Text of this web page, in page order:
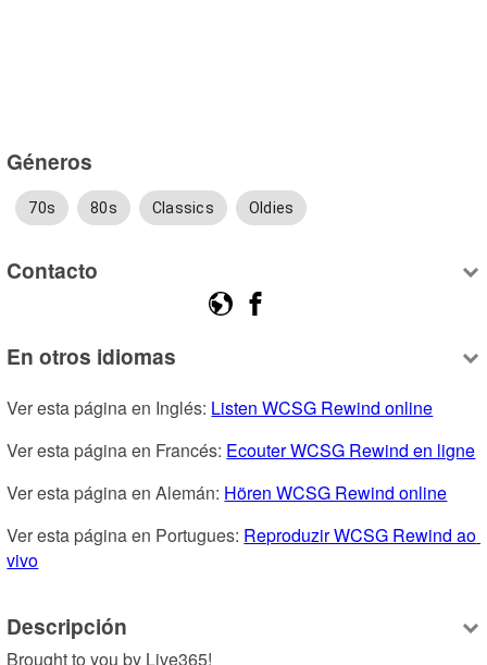
Géneros
70s 80s Classics Oldies
Contacto
En otros idiomas
Ver esta página en Inglés: Listen WCSG Rewind online
Ver esta página en Francés: Ecouter WCSG Rewind en ligne
Ver esta página en Alemán: Hören WCSG Rewind online
Ver esta página en Portugues: Reproduzir WCSG Rewind ao
vivo
Descripción
Brought to you by Live365!